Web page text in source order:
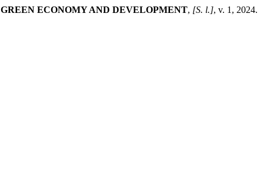
GREEN ECONOMY AND DEVELOPMENT, [S. l.], v. 1, 2024.